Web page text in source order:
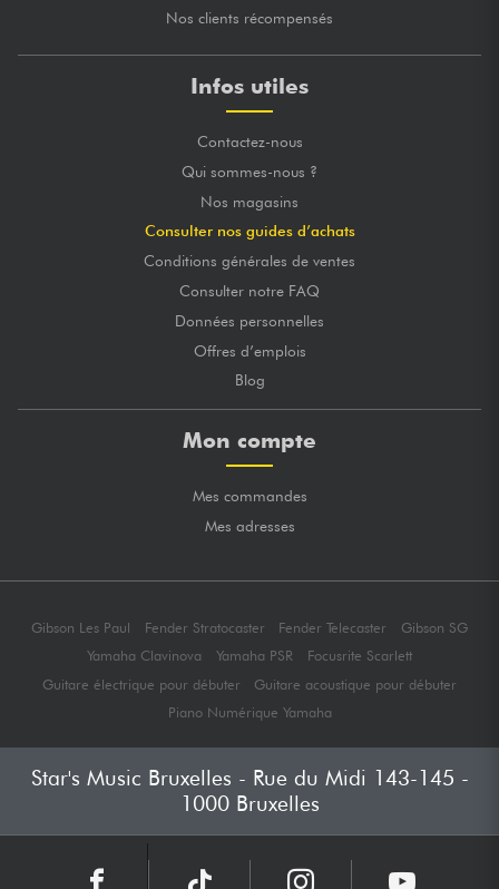
Nos clients récompensés
Infos utiles
Contactez-nous
Qui sommes-nous ?
Nos magasins
Consulter nos guides d’achats
Conditions générales de ventes
Consulter notre FAQ
Données personnelles
Offres d’emplois
Blog
Mon compte
Mes commandes
Mes adresses
Gibson Les Paul Fender Stratocaster Fender Telecaster
Gibson SG
Yamaha Clavinova
Yamaha PSR
Focusrite Scarlett
Guitare électrique pour débuter
Guitare acoustique pour débuter
Piano Numérique Yamaha
Star's Music Bruxelles - Rue du Midi 143-145 -
1000 Bruxelles